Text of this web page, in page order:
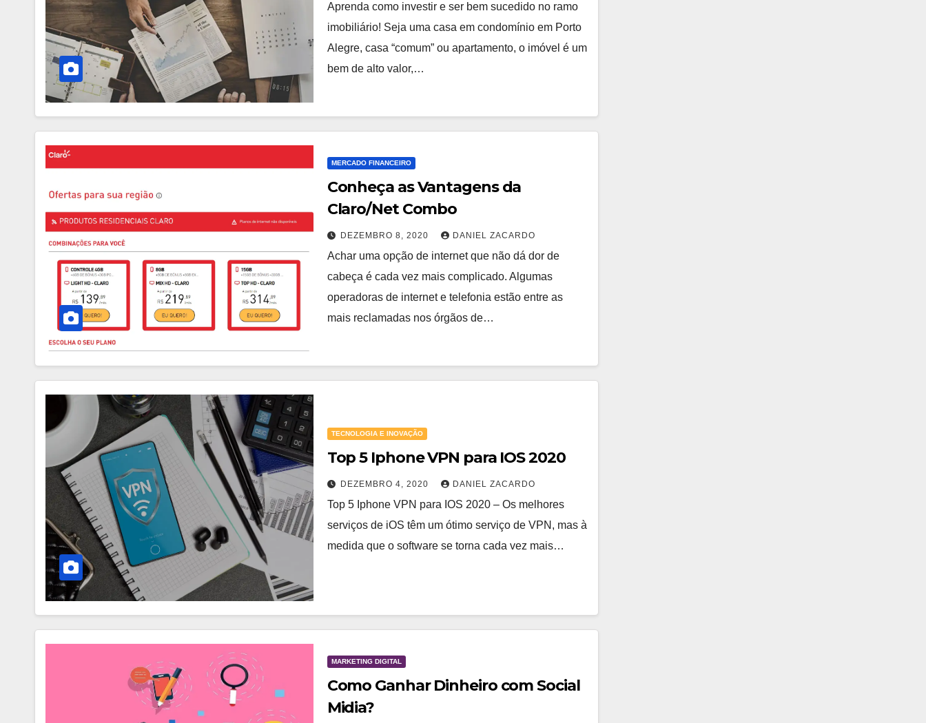
Aprenda como investir e ser bem sucedido no ramo
imobiliário! Seja uma casa em condomínio em Porto
Alegre, casa “comum” ou apartamento, o imóvel é um
bem de alto valor,…
MERCADO FINANCEIRO
Conheça as Vantagens da
Claro/Net Combo
DEZEMBRO 8, 2020 DANIEL ZACARDO
Achar uma opção de internet que não dá dor de
cabeça é cada vez mais complicado. Algumas
operadoras de internet e telefonia estão entre as
mais reclamadas nos órgãos de…
TECNOLOGIA E INOVAÇÃO
Top 5 Iphone VPN para IOS 2020
DEZEMBRO 4, 2020 DANIEL ZACARDO
Top 5 Iphone VPN para IOS 2020 – Os melhores
serviços de iOS têm um ótimo serviço de VPN, mas à
medida que o software se torna cada vez mais…
MARKETING DIGITAL
Como Ganhar Dinheiro com Social
Midia?